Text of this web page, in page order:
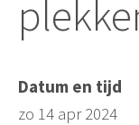
Datum en tijd
zo 14 apr 2024